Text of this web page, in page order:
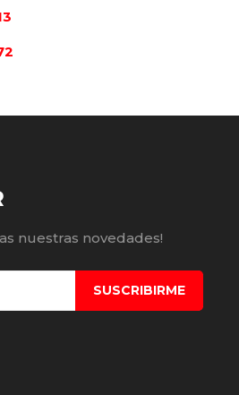
nuestras novedades!
SUSCRIBIRME